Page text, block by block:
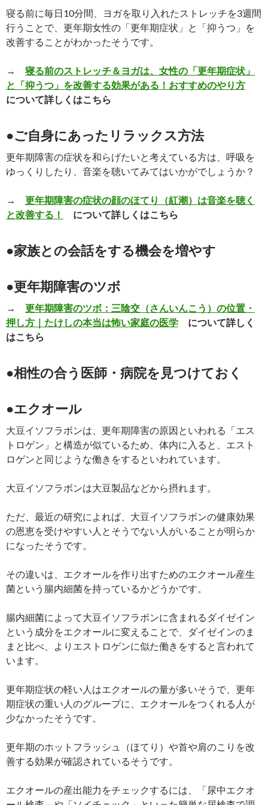
寝る前に毎日10分間、ヨガを取り入れたストレッチを3週間
行うことで、更年期女性の「更年期症状」と「抑うつ」を
改善することがわかったそうです。
→ 寝る前のストレッチ＆ヨガは、女性の「更年期症状」
と「抑うつ」を改善する効果がある！おすすめのやり方
について詳しくはこちら
●ご自身にあったリラックス方法
更年期障害の症状を和らげたいと考えている方は、呼吸を
ゆっくりしたり、音楽を聴いてみてはいかがでしょうか？
→ 更年期障害の症状の顔のほてり（紅潮）は音楽を聴く
と改善する！
について詳しくはこちら
●家族との会話をする機会を増やす
●更年期障害のツボ
→ 更年期障害のツボ：三陰交（さんいんこう）の位置・
押し方｜たけしの本当は怖い家庭の医学 について詳しく
はこちら
●相性の合う医師・病院を見つけておく
●エクオール
大豆イソフラボンは、更年期障害の原因といわれる「エス
トロゲン」と構造が似ているため、体内に入ると、エスト
ロゲンと同じような働きをするといわれています。
大豆イソフラボンは大豆製品などから摂れます。
ただ、最近の研究によれば、大豆イソフラボンの健康効果
の恩恵を受けやすい人とそうでない人がいることが明らか
になったそうです。
その違いは、エクオールを作り出すためのエクオール産生
菌という腸内細菌を持っているかどうかです。
腸内細菌によって大豆イソフラボンに含まれるダイゼイン
という成分をエクオールに変えることで、ダイゼインのま
まと比べ、よりエストロゲンに似た働きをすると言われて
います。
更年期症状の軽い人はエクオールの量が多いそうで、更年
期症状の重い人のグループに、エクオールをつくれる人が
少なかったそうです。
更年期のホットフラッシュ（ほてり）や首や肩のこりを改
善する効果が確認されているそうです。
エクオールの産出能力をチェックするには、「尿中エクオ